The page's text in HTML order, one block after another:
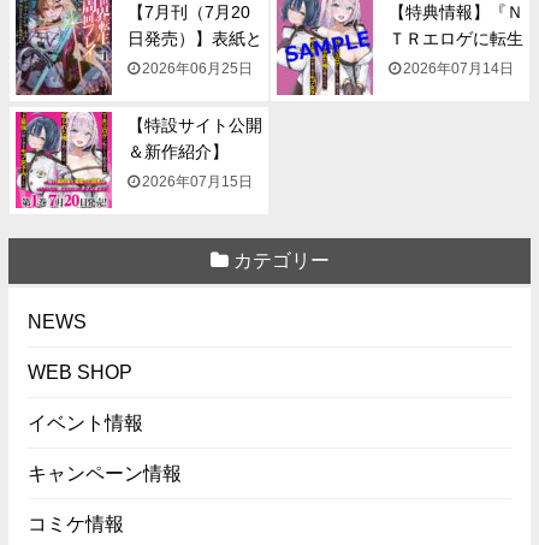
【7月刊（7月20
日発売）】表紙と
一...2026年06月25日
【特典情報】『Ｎ
ＴＲエロゲに転生
して...
2026年07月14日
【特設サイト公開
＆新作紹介】
『NTR...
2026年07月15日
カテゴリー
NEWS
WEB SHOP
イベント情報
キャンペーン情報
コミケ情報